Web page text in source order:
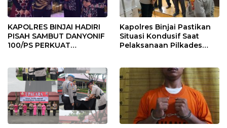
KAPOLRES BINJAI HADIRI
PISAH SAMBUT DANYONIF
100/PS PERKUAT
Kapolres Binjai Pastikan
Situasi Kondusif Saat
Pelaksanaan Pilkades